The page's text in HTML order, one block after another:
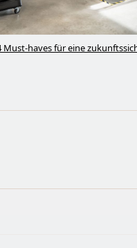
Must-haves für eine